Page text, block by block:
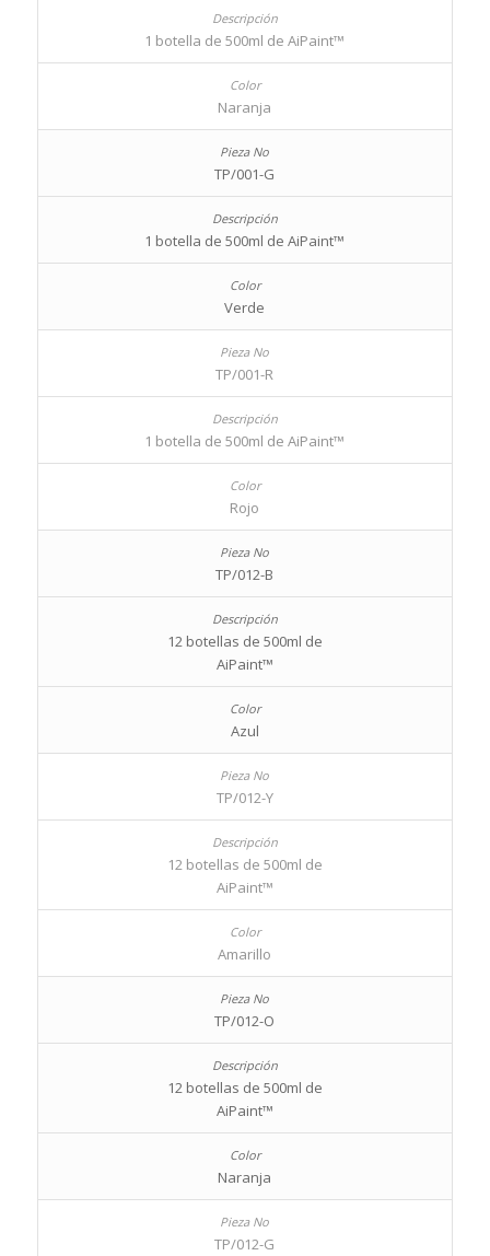
1 botella de 500ml de AiPaint™
Naranja
TP/001-G
1 botella de 500ml de AiPaint™
Verde
TP/001-R
1 botella de 500ml de AiPaint™
Rojo
TP/012-B
12 botellas de 500ml de
AiPaint™
Azul
TP/012-Y
12 botellas de 500ml de
AiPaint™
Amarillo
TP/012-O
12 botellas de 500ml de
AiPaint™
Naranja
TP/012-G